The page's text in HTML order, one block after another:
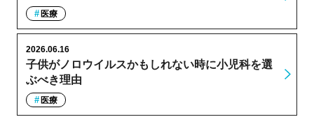
医療
子供がノロウイルスかもしれない時に小児科を選
ぶべき理由
2026.06.16
医療